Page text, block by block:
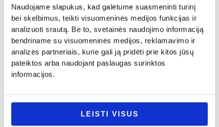
Naudojame slapukus, kad galėtume suasmeninti turinį
bei skelbimus, teikti visuomeninės medijos funkcijas ir
analizuoti srautą. Be to, svetainės naudojimo informaciją
bendriname su visuomeninės medijos, reklamavimo ir
analizės partneriais, kurie gali ją pridėti prie kitos jūsų
pateiktos arba naudojant paslaugas surinktos
informacijos.
LEISTI VISUS
Siuvinėtas rankšluostis „Krikšto
mamytei”
14.00€
- PASIRINKITE
VARIANTĄ
Kojinių rinkinys „Šauniausio krikšto
tėčio”
25.00 €
- PASIRINKITE
VARIANTĄ